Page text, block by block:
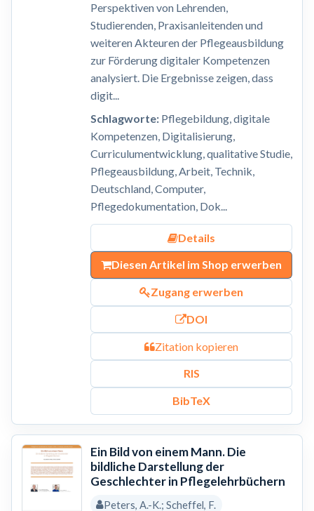
Perspektiven von Lehrenden,
Studierenden, Praxisanleitenden und
weiteren Akteuren der Pflegeausbildung
zur Förderung digitaler Kompetenzen
analysiert. Die Ergebnisse zeigen, dass
digit...
Schlagworte:Pflegebildung, digitale
Kompetenzen, Digitalisierung,
Curriculumentwicklung, qualitative Studie,
Pflegeausbildung, Arbeit, Technik,
Deutschland, Computer,
Pflegedokumentation, Dok...
Details
Diesen Artikel im Shop erwerben
Zugang erwerben
DOI
Zitation kopieren
RIS
BibTeX
Ein Bild von einem Mann. Die
bildliche Darstellung der
Geschlechter in Pflegelehrbüchern
Peters, A.-K.; Scheffel, F.